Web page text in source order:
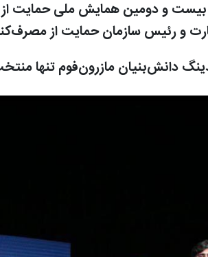
و دومین همایش ملی حمایت
و‌‌‌ رئیس سازمان حمایت از
دانش‌بنیان مازرون‌فوم تنها